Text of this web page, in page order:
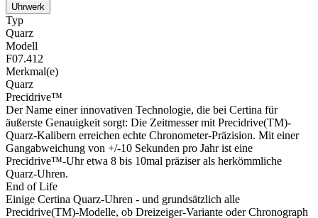
Uhrwerk
Typ
Quarz
Modell
F07.412
Merkmal(e)
Quarz
Precidrive™
Der Name einer innovativen Technologie, die bei Certina für
äußerste Genauigkeit sorgt: Die Zeitmesser mit Precidrive(TM)-
Quarz-Kalibern erreichen echte Chronometer-Präzision. Mit einer
Gangabweichung von +/-10 Sekunden pro Jahr ist eine
Precidrive™-Uhr etwa 8 bis 10mal präziser als herkömmliche
Quarz-Uhren.
End of Life
Einige Certina Quarz-Uhren - und grundsätzlich alle
Precidrive(TM)-Modelle, ob Dreizeiger-Variante oder Chronograph